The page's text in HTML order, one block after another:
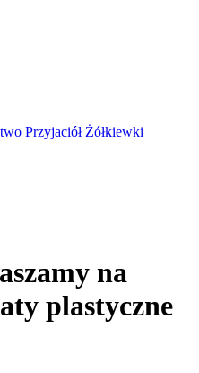
Przyjaciół Żółkiewki
na
plastyczne